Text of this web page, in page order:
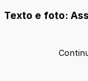
Texto e foto: